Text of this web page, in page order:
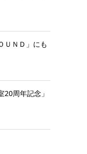
ＮＤ」にも
周年記念」